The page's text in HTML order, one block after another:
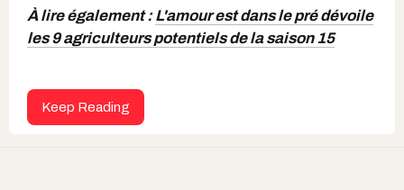
À lire également :L'amour est dans le pré dévoile
les 9 agriculteurs potentiels de la saison 15
Keep Reading